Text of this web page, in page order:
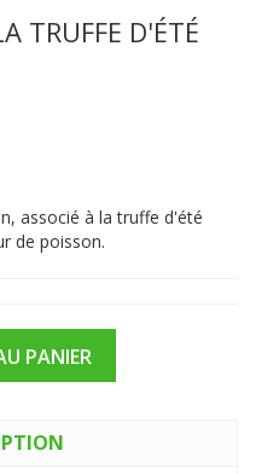
TRUFFE D'ÉTÉ
associé à la truffe d'été
de poisson.
PANIER